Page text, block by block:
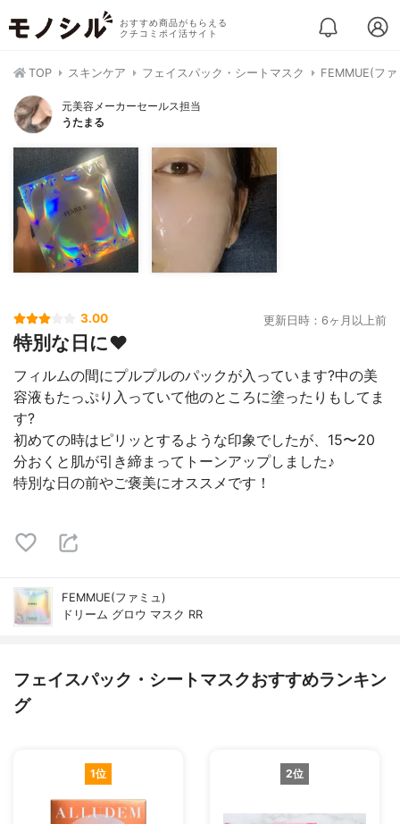
おすすめ商品がもらえる
クチコミポイ活サイト
TOP スキンケア フェイスパック・シートマスク FEMMUE(フ
元美容メーカーセールス担当
うたまる
3.00 更新日時：6ヶ月以上前
特別な日に❤️
フィルムの間にプルプルのパックが入っています?中の美
容液もたっぷり入っていて他のところに塗ったりもしてま
す?
初めての時はピリッとするような印象でしたが、15〜20
分おくと肌が引き締まってトーンアップしました♪
特別な日の前やご褒美にオススメです！
FEMMUE(ファミュ)
ドリーム グロウ マスク RR
フェイスパック・シートマスクおすすめランキン
グ
1位 2位